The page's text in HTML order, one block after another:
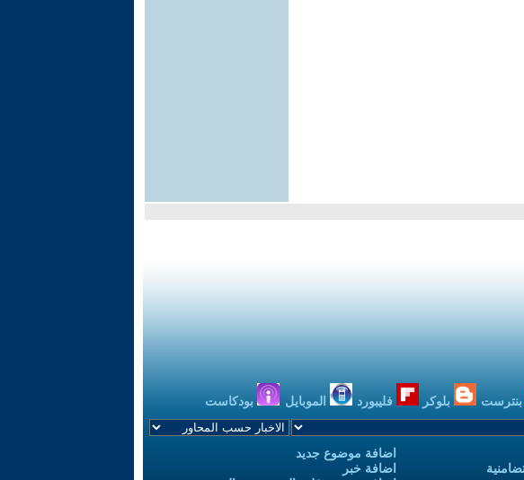
بنترست بلوكر فليبورد الموبايل بودكاست
اضافة موضوع جديد
اضافة خبر